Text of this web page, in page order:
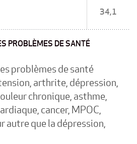
34,1
PROBLÈMES DE SANTÉ
problèmes de santé
arthrite, dépression,
chronique, asthme,
cancer, MPOC,
autre que la dépression,